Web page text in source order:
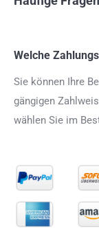
Welche
Sie können Ihre
gängigen
wählen Sie im